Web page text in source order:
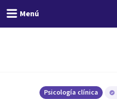
Menú
Psicología clínica